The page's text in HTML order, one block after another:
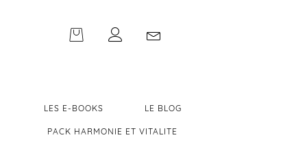
LES E-BOOKS LE BLOG
PACK HARMONIE ET VITALITE